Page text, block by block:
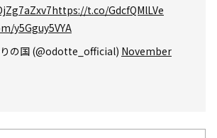
https://t.co/GdcfQMlLVe
y5Gguy5VYA
の国 (@odotte_official) November